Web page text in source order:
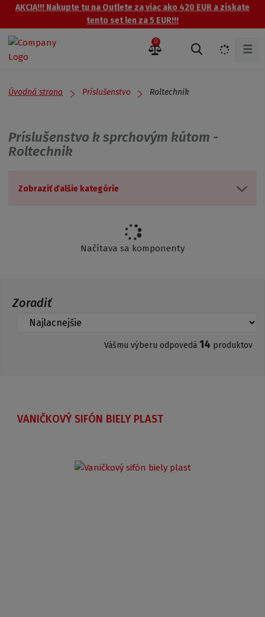
AKCIA!!! Nakupte tu na Outlete za viac ako 420 EUR a získate
tento set len za 5 EUR!!!
v
0
☰
Úvodná strana Príslušenstvo Roltechnik
Príslušenstvo k sprchovým kútom -
Roltechnik
Zobraziť ďalšie kategórie
Načítava sa komponenty
Zoradiť
Vášmu výberu odpovedá 14 produktov
VANIČKOVÝ SIFÓN BIELY PLAST